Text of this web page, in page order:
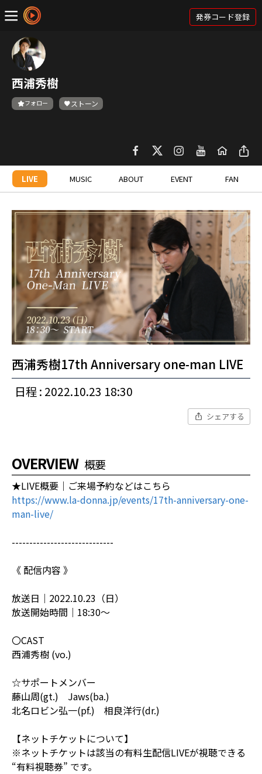
発券コード登録
西浦秀樹
フォロー ストーン
LIVE MUSIC ABOUT EVENT FAN
西浦秀樹17th Anniversary one-man LIVE
日程 : 2022.10.23 18:30
シェアする
OVERVIEW 概要
★LIVE概要｜ご来場予約などはこちら
https://www.la-donna.jp/events/17th-anniversary-one-
man-live/
-----------------------------
《 配信内容 》
放送日｜2022.10.23（日）
放送開始時間｜18:30〜
〇CAST
西浦秀樹 (vo.)
☆サポートメンバー
藤山周(gt.) Jaws(ba.)
北名ロビン弘一(pf.) 相良洋行(dr.)
【ネットチケットについて】
※ネットチケットは該当の有料生配信LIVEが視聴できる
“有料視聴券” です。